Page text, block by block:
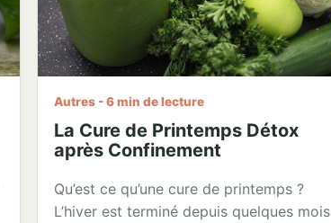
Autres - 6 min de lecture
La Cure de Printemps Détox
après Confinement
Qu’est ce qu’une cure de printemps ?
L’hiver est terminé depuis quelques mois